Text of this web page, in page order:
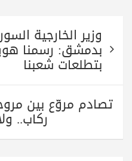
ok
a
m
r
pp المقالات
وزير الخارجية
بدمشق: رسمنا
بتطلعات شعبنا
تصادم مروّع بين
ركاب..